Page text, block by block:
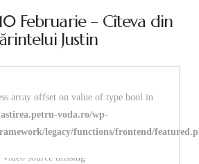
Februarie – Cîteva din
Justin
array offset on value of type bool in
voda.ro/wp-
legacy/functions/frontend/
Video source missing